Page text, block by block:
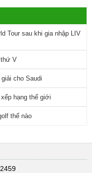
Tour sau khi gia nhập LIV
thứ V
cho Saudi
hạng thế giới
thế nào